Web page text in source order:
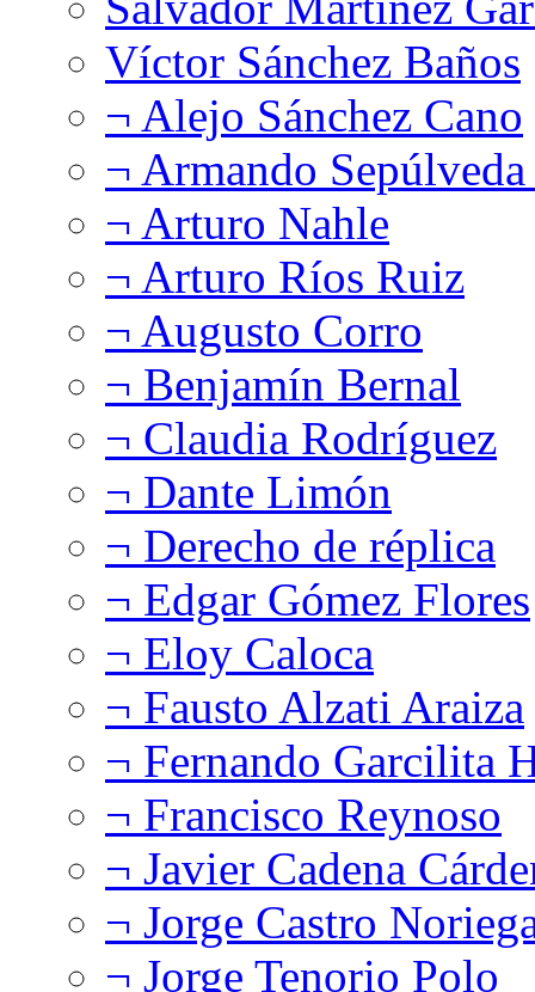
Víctor Sánchez Baños
¬ Alejo Sánchez Cano
¬ Armando
¬ Arturo Nahle
¬ Arturo Ríos Ruiz
¬ Augusto Corro
¬ Benjamín Bernal
¬ Claudia Rodríguez
¬ Dante Limón
¬ Derecho de réplica
¬ Edgar Gómez Flores
¬ Eloy Caloca
¬ Fausto Alzati Araiza
¬ Fernando Garcilita
¬ Francisco Reynoso
¬ Javier Cadena
¬ Jorge Castro
¬ Jorge Tenorio Polo